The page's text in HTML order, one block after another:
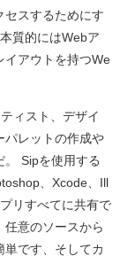
セスするためにす
質的にはWebア
イアウトを持つWe
ィスト、デザイ
パレットの作成や
Sipを使用する
、Xcode、Ill
リすべてに共有で
任意のソースから
です、そしてカ